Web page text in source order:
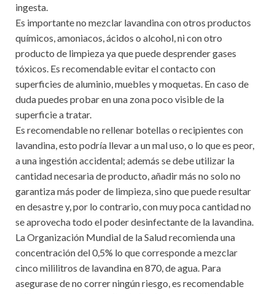
ingesta.
Es importante no mezclar lavandina con otros productos
químicos, amoniacos, ácidos o alcohol, ni con otro
producto de limpieza ya que puede desprender gases
tóxicos. Es recomendable evitar el contacto con
superficies de aluminio, muebles y moquetas. En caso de
duda puedes probar en una zona poco visible de la
superficie a tratar.
Es recomendable no rellenar botellas o recipientes con
lavandina, esto podría llevar a un mal uso, o lo que es peor,
a una ingestión accidental; además se debe utilizar la
cantidad necesaria de producto, añadir más no solo no
garantiza más poder de limpieza, sino que puede resultar
en desastre y, por lo contrario, con muy poca cantidad no
se aprovecha todo el poder desinfectante de la lavandina.
La Organización Mundial de la Salud recomienda una
concentración del 0,5% lo que corresponde a mezclar
cinco mililitros de lavandina en 870, de agua. Para
asegurase de no correr ningún riesgo, es recomendable